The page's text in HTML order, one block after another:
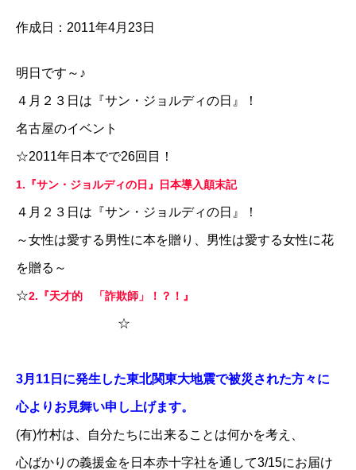
作成日：2011年4月23日
明日です～♪
４月２３日は 『サン・ジョルディの日』！
名古屋のイベント
☆2011年日本でで26回目！
1.『サン・ジョルディの日』日本導入顛末記
４月２３日は『サン・ジョルディの日』！
～女性は愛する男性に本を贈り、男性は愛する女性に花
を贈る～
☆2.『天才的 「詐欺師」！？！』
☆
3月11日に発生した東北関東大地震で被災された方々に
心よりお見舞い申し上げます。
(有)竹村は、自分たちに出来ることは何かを考え、
心ばかりの義援金を 日本赤十字社を通して3/15にお届け